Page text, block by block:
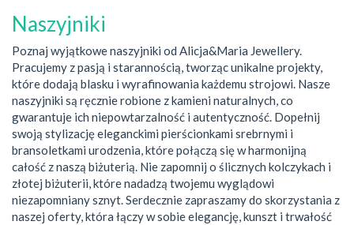
Naszyjniki
Poznaj wyjątkowe naszyjniki od Alicja&Maria Jewellery.
Pracujemy z pasją i starannością, tworząc unikalne projekty,
które dodają blasku i wyrafinowania każdemu strojowi. Nasze
naszyjniki są ręcznie robione z kamieni naturalnych, co
gwarantuje ich niepowtarzalność i autentyczność. Dopełnij
swoją stylizację eleganckimi pierścionkami srebrnymi i
bransoletkami urodzenia, które połączą się w harmonijną
całość z naszą biżuterią. Nie zapomnij o ślicznych kolczykach i
złotej biżuterii, które nadadzą twojemu wyglądowi
niezapomniany sznyt. Serdecznie zapraszamy do skorzystania z
naszej oferty, która łączy w sobie elegancję, kunszt i trwałość